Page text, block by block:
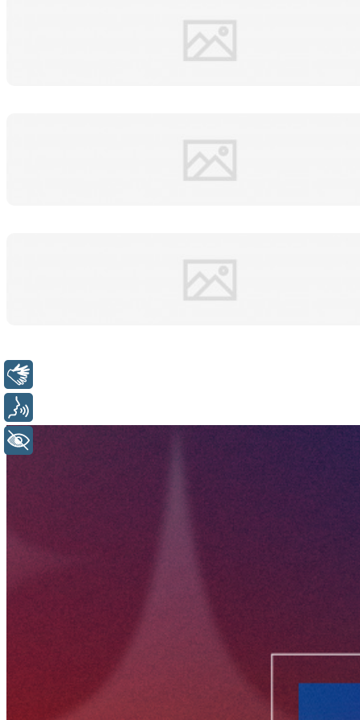
+ Acessibilidade